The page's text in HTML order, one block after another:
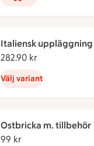
Italiensk uppläggning
282.90 kr
Välj variant
Ostbricka m. tillbehör
99 kr